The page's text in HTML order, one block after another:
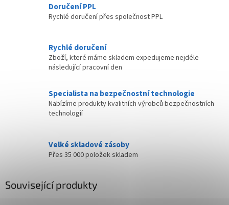
Doručení PPL
Rychlé doručení přes společnost PPL
Rychlé doručení
Zboží, které máme skladem expedujeme nejdéle
následující pracovní den
Specialista na bezpečnostní technologie
Nabízíme produkty kvalitních výrobců bezpečnostních
technologií
Velké skladové zásoby
Přes 35 000 položek skladem
Související produkty